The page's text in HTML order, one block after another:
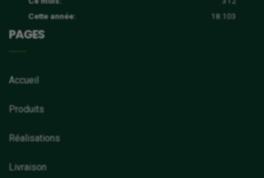
Cette année:
18.103
PAGES
Accueil
Produits
Réalisations
Livraison